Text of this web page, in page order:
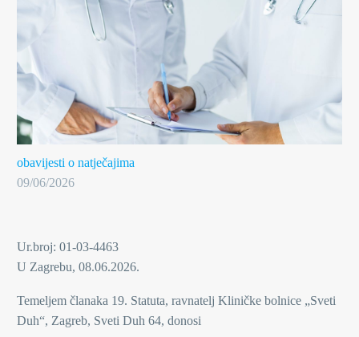
obavijesti o natječajima
09/06/2026
Ur.broj: 01-03-4463
U Zagrebu, 08.06.2026.
Temeljem članaka 19. Statuta, ravnatelj Kliničke bolnice „Sveti
Duh“, Zagreb, Sveti Duh 64, donosi